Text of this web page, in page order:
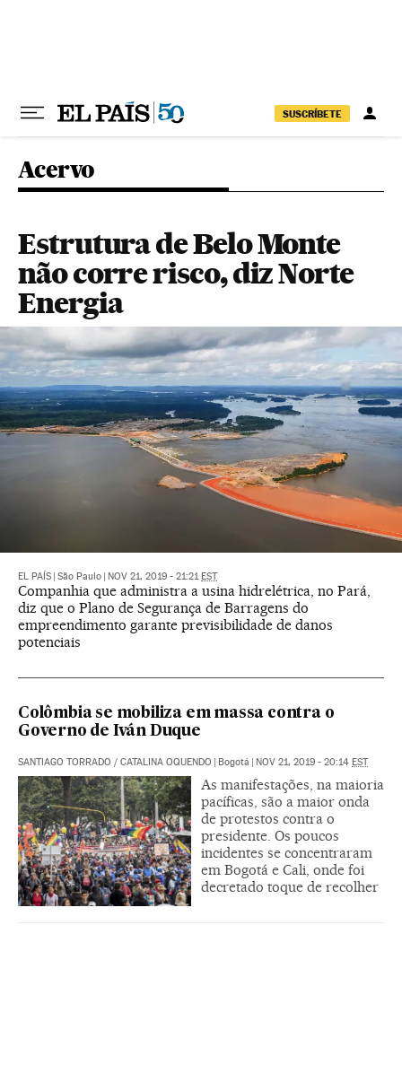
SUSCRÍBETE
Acervo
Estrutura de Belo Monte
não corre risco, diz Norte
Energia
EL PAÍS São Paulo NOV 21, 2019 - 21:21 EST
Companhia que administra a usina hidrelétrica, no Pará,
diz que o Plano de Segurança de Barragens do
empreendimento garante previsibilidade de danos
potenciais
Colômbia se mobiliza em massa contra o
Governo de Iván Duque
SANTIAGO TORRADO / CATALINA OQUENDO Bogotá NOV 21, 2019 - 20:14 EST
As manifestações, na maioria
pacíficas, são a maior onda
de protestos contra o
presidente. Os poucos
incidentes se concentraram
em Bogotá e Cali, onde foi
decretado toque de recolher